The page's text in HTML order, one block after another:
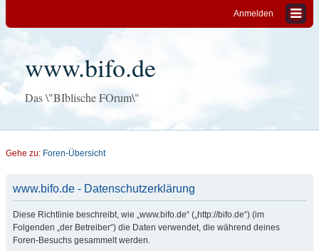
Anmelden
www.bifo.de
Das \"BIblische FOrum\"
Gehe zu: Foren-Übersicht
www.bifo.de - Datenschutzerklärung
Diese Richtlinie beschreibt, wie „www.bifo.de“ („http://bifo.de“) (im
Folgenden „der Betreiber“) die Daten verwendet, die während deines
Foren-Besuchs gesammelt werden.